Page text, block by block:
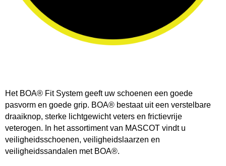
Het BOA® Fit System geeft uw schoenen een goede
pasvorm en goede grip. BOA® bestaat uit een verstelbare
draaiknop, sterke lichtgewicht veters en frictievrije
veterogen. In het assortiment van MASCOT vindt u
veiligheidsschoenen, veiligheidslaarzen en
veiligheidssandalen met BOA®.